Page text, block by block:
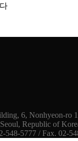
6, Nonhyeon-ro
Seoul, Republic of
548-5777 / Fax. 02-